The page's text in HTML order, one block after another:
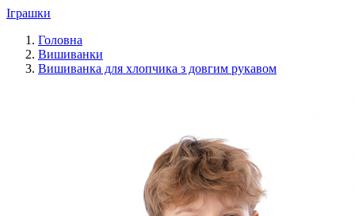
Іграшки
Головна
Вишиванки
Вишиванка для хлопчика з довгим рукавом